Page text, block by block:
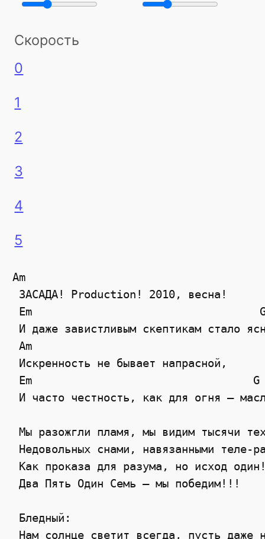
Скорость
0
1
2
3
4
5
Am
ЗАСАДА! Production! 2010, весна!
Em
И даже завистливым скептикам стало
Am
Искренность не бывает напрасной,
Em                                  G
И часто честность, как для огня –
Мы разожгли пламя, мы видим тысячи
Недовольных снами, навязанными теле-
Как проказа для разума, но исход
Два Пять Один Семь – мы победим!!!
Бледный:
Нам солнце светит всегда, пусть даже